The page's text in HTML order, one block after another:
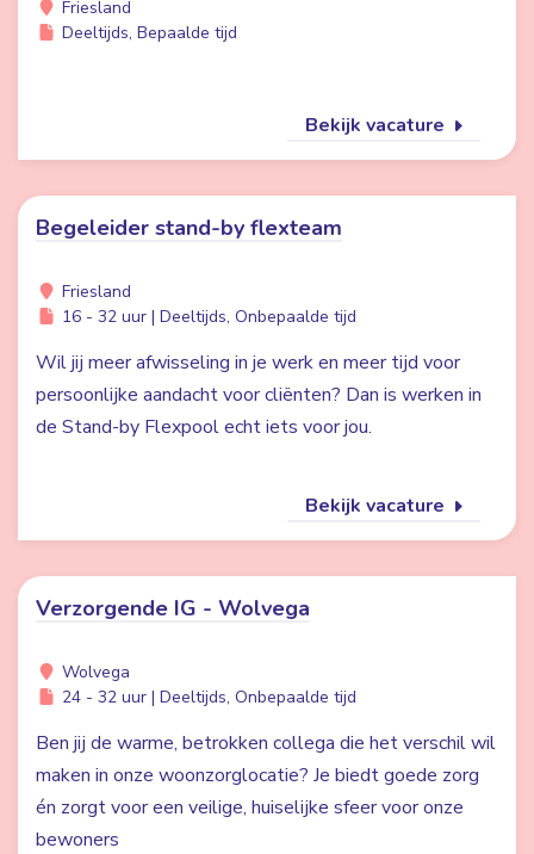
Friesland
Deeltijds, Bepaalde tijd
Bekijk vacature
Begeleider stand-by flexteam
Friesland
16 - 32 uur | Deeltijds, Onbepaalde tijd
Wil jij meer afwisseling in je werk en meer tijd voor
persoonlijke aandacht voor cliënten? Dan is werken in
de Stand-by Flexpool echt iets voor jou.
Bekijk vacature
Verzorgende IG - Wolvega
Wolvega
24 - 32 uur | Deeltijds, Onbepaalde tijd
Ben jij de warme, betrokken collega die het verschil wil
maken in onze woonzorglocatie? Je biedt goede zorg
én zorgt voor een veilige, huiselijke sfeer voor onze
bewoners